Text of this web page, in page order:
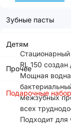
Зубные пасты
Детям
Прочее
Подарочные
RL 150
Мощная
межзубных
всех
Подходит для